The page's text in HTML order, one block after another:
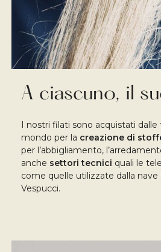
A ciascuno, il
I nostri filati sono acquistati
mondo per la creazione di
per l’abbigliamento,
anche settori tecnici quali le
come quelle utilizzate dalla
Vespucci.